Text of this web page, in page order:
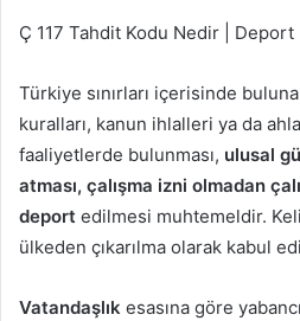
Ç 117 Tahdit Kodu Nedir | Deport
Türkiye sınırları içerisinde
kuralları, kanun ihlalleri ya da
faaliyetlerde bulunması, ulusal
atması, çalışma izni olmadan
deport edilmesi muhtemeldir.
ülkeden çıkarılma olarak kabul
Vatandaşlık esasına göre